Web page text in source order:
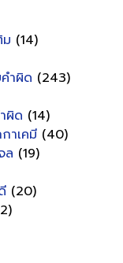
(14)
ำผิด (243)
ผิด (14)
าเคมี (40)
ล (19)
(20)